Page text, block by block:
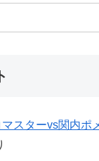
スターvs関内ポ